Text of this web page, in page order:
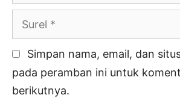
Surel
Simpan nama, email, dan
pada peramban ini untuk
berikutnya.